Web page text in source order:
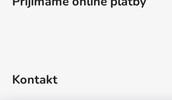
Kontakt